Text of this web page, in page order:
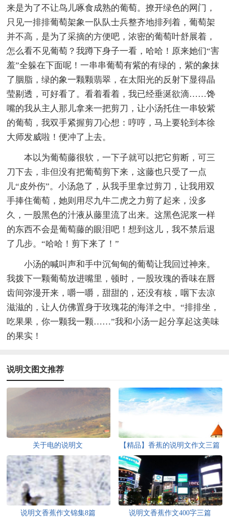
来是为了不让鸟儿啄食成熟的葡萄。撩开绿色的网门，
只见一排排葡萄架象一队队士兵整齐地排列着，葡萄架
并不高，是为了采摘的方便吧，浓密的葡萄叶舒展着，
怎么看不见葡萄？我蹲下身子一看，哈哈！原来她们“害
羞”全躲在下面呢！一串串葡萄有紫的有绿的，紫的象抹
了胭脂，绿的象一颗颗翡翠，在太阳光的反射下显得晶
莹剔透，可好看了。看着看着，我已经垂涎欲滴……馋
嘴的我从主人那儿拿来一把剪刀，让小汤托住一串较紫
的葡萄，我双手紧握剪刀心想：哼哼，马上要轮到本徐
大师发威啦！便冲了上去。
本以为葡萄藤很软，一下子就可以把它剪断，可三
刀下去，非但没有把葡萄剪下来，这藤也只受了一点
儿“皮外伤”。小汤急了，从我手里拿过剪刀，让我用双
手捧住葡萄，她则用尽九牛二虎之力剪了起来，没多
久，一股黑色的汁液从藤里流了出来。这黑色泥浆一样
的东西不会是葡萄藤的眼泪吧！想到这儿，我不禁后退
了几步。“哈哈！剪下来了！”
小汤的喊叫声和手中沉甸甸的葡萄让我回过神来。
我拨下一颗葡萄放进嘴里，顿时，一股玫瑰的香味在唇
齿间弥漫开来，嚼一嚼，甜甜的，还没有核，咽下去凉
滋滋的，让人仿佛置身于玫瑰花的海洋之中。“排排坐，
吃果果，你一颗我一颗……”我和小汤一起分享起这美味
的果实！
说明文图文推荐
关于电的说明文 【精品】香蕉的说明文作文三篇
说明文香蕉作文锦集8篇 说明文香蕉作文400字三篇